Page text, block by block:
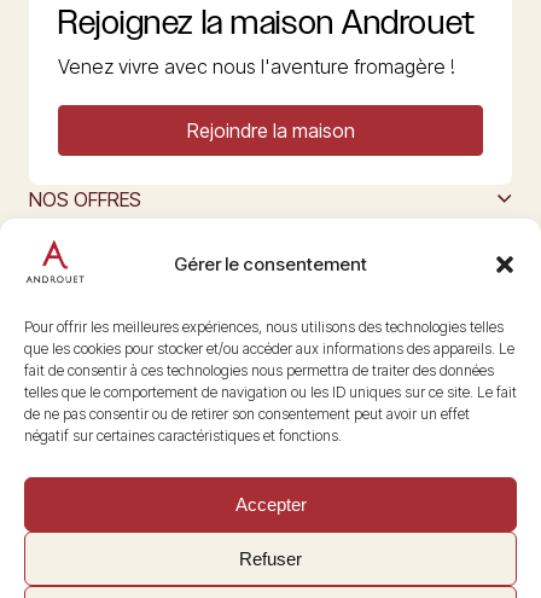
Gérer le consentement
Pour offrir les meilleures expériences, nous utilisons des technologies telles
que les cookies pour stocker et/ou accéder aux informations des appareils. Le
fait de consentir à ces technologies nous permettra de traiter des données
telles que le comportement de navigation ou les ID uniques sur ce site. Le fait
de ne pas consentir ou de retirer son consentement peut avoir un effet
négatif sur certaines caractéristiques et fonctions.
Accepter
Refuser
Rejoignez la maison Androuet
Venez vivre avec nous l'aventure fromagère !
Rejoindre la maison
NOS OFFRES
L’ART DU FROMAGE
Nous suivre
@maisonandrouet
Copyright © 2026 Androuet
Site parMake the Grade